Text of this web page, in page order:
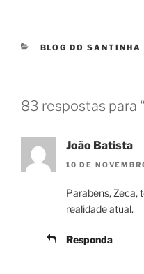
CATEGORIAS
BLOG DO SANTINHA
83 respostas para
João Batista
10 DE
Parabéns, Zeca,
realidade atual.
Responda